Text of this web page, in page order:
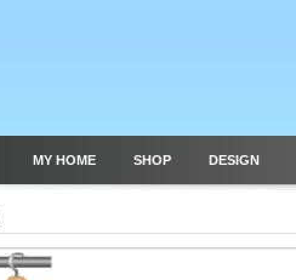
MY HOME SHOP DESIGN